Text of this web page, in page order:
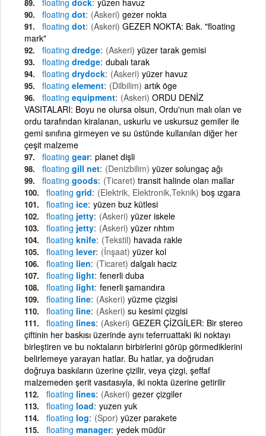
floating dot (Askeri) gezer nokta
floating dot (Askeri) GEZER NOKTA: Bak. "floating
mark"
floating dredge (Askeri) yüzer tarak gemisi
floating dredge dubalı tarak
floating drydock (Askeri) yüzer havuz
floating element (Dilbilim) artık öge
floating equipment (Askeri) ORDU DENİZ
VASITALARI: Boyu ne olursa olsun, Ordu'nun malı olan ve
ordu tarafından kiralanan, uskurlu ve uskursuz gemiler ile
gemi sınıfına girmeyen ve su üstünde kullanılan diğer her
çeşit malzeme
floating gear planet dişli
floating gill net (Denizbilim) yüzer solungaç ağı
floating goods (Ticaret) transit halinde olan mallar
floating grid (Elektrik, Elektronik,Teknik) boş ızgara
floating ice yüzen buz kütlesi
floating jetty (Askeri) yüzer iskele
floating jetty (Askeri) yüzer rıhtım
floating knife (Tekstil) havada rakle
floating lever (İnşaat) yüzer kol
floating lien (Ticaret) dalgalı haciz
floating light fenerli duba
floating light fenerli şamandıra
floating line (Askeri) yüzme çizgisi
floating line (Askeri) su kesimi çizgisi
floating lines (Askeri) GEZER ÇİZGİLER: Bir stereo
çiftinin her baskısı üzerinde aynı teferruattaki iki noktayı
birleştiren ve bu noktaların birbirlerini görüp görmediklerini
belirlemeye yarayan hatlar. Bu hatlar, ya doğrudan
doğruya baskıların üzerine çizilir, veya çizgi, şeffaf
malzemeden şerit vasıtasıyla, iki nokta üzerine getirilir
floating lines (Askeri) gezer çizgiler
floating load yuzen yuk
floating log (Spor) yüzer parakete
floating manager yedek müdür